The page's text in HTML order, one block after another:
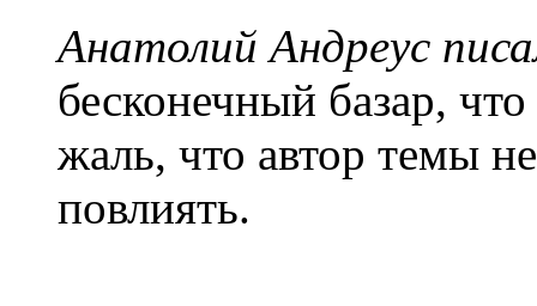
Анатолий Андреус
бесконечный базар,
жаль, что автор темы
повлиять.